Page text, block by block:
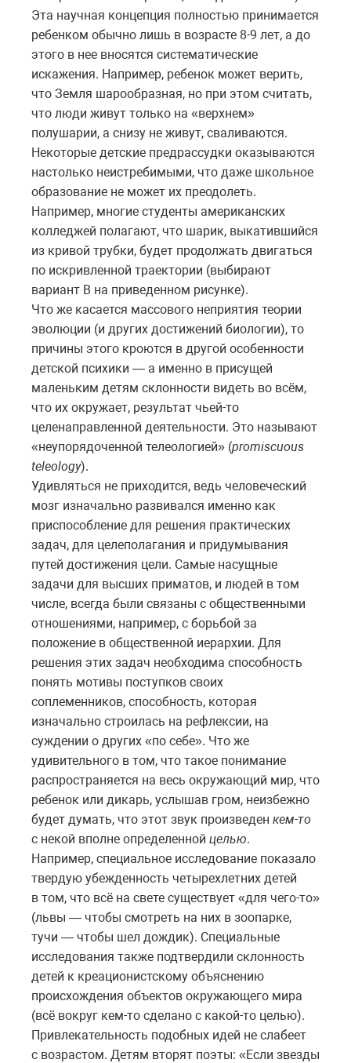
Эта научная концепция полностью принимается
ребенком обычно лишь в возрасте 8-9 лет, а до
этого в нее вносятся систематические
искажения. Например, ребенок может верить,
что Земля шарообразная, но при этом считать,
что люди живут только на «верхнем»
полушарии, а снизу не живут, сваливаются.
Некоторые детские предрассудки оказываются
настолько неистребимыми, что даже школьное
образование не может их преодолеть.
Например, многие студенты американских
колледжей полагают, что шарик, выкатившийся
из кривой трубки, будет продолжать двигаться
по искривленной траектории (выбирают
вариант B на приведенном рисунке).
Что же касается массового неприятия теории
эволюции (и других достижений биологии), то
причины этого кроются в другой особенности
детской психики — а именно в присущей
маленьким детям склонности видеть во всём,
что их окружает, результат чьей-то
целенаправленной деятельности. Это называют
«неупорядоченной телеологией» (promiscuous
teleology).
Удивляться не приходится, ведь человеческий
мозг изначально развивался именно как
приспособление для решения практических
задач, для целеполагания и придумывания
путей достижения цели. Самые насущные
задачи для высших приматов, и людей в том
числе, всегда были связаны с общественными
отношениями, например, с борьбой за
положение в общественной иерархии. Для
решения этих задач необходима способность
понять мотивы поступков своих
соплеменников, способность, которая
изначально строилась на рефлексии, на
суждении о других «по себе». Что же
удивительного в том, что такое понимание
распространяется на весь окружающий мир, что
ребенок или дикарь, услышав гром, неизбежно
будет думать, что этот звук произведен кем-то
с некой вполне определенной целью.
Например, специальное исследование показало
твердую убежденность четырехлетних детей
в том, что всё на свете существует «для чего-то»
(львы — чтобы смотреть на них в зоопарке,
тучи — чтобы шел дождик). Специальные
исследования также подтвердили склонность
детей к креационистскому объяснению
происхождения объектов окружающего мира
(всё вокруг кем-то сделано с какой-то целью).
Привлекательность подобных идей не слабеет
с возрастом. Детям вторят поэты: «Если звезды